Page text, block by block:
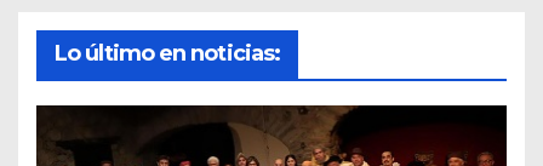
Lo último en noticias: